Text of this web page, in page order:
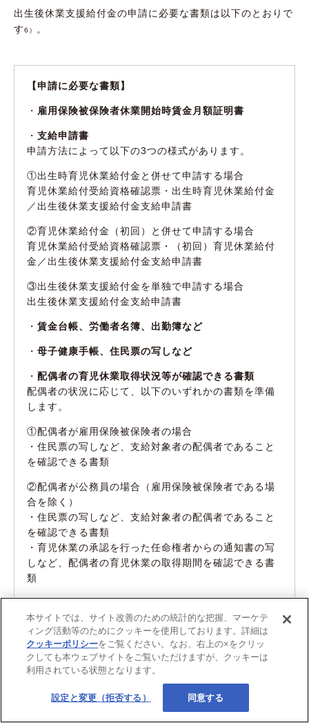
出生後休業支援給付金の申請に必要な書類は以下のとおりで
す6） 。
【申請に必要な書類】
・ 雇用保険被保険者休業開始時賃金月額証明書
・支給申請書
申請方法によって以下の3つの様式があります。
①出生時育児休業給付金と併せて申請する場合
育児休業給付受給資格確認票・出生時育児休業給付金
／出生後休業支援給付金支給申請書
②育児休業給付金（初回）と併せて申請する場合
育児休業給付受給資格確認票・（初回）育児休業給付
金／出生後休業支援給付金支給申請書
③出生後休業支援給付金を単独で申請する場合
出生後休業支援給付金支給申請書
・賃金台帳、労働者名簿、出勤簿など
・母子健康手帳、住民票の写しなど
・配偶者の育児休業取得状況等が確認できる書類
配偶者の状況に応じて、以下のいずれかの書類を準備
します。
①配偶者が雇用保険被保険者の場合
・住民票の写しなど、支給対象者の配偶者であること
を確認できる書類
②配偶者が公務員の場合（雇用保険被保険者である場
合を除く）
・住民票の写しなど、支給対象者の配偶者であること
を確認できる書類
・育児休業の承認を行った任命権者からの通知書の写
しなど、配偶者の育児休業の取得期間を確認できる書
類
に該当する場合
・配偶者の状態が確認できる書類（※）
※：厚生労働省のリーフレットに詳しく掲載されてい
ます。
本サイトでは、サイト改善のための統計的な把握、マーケテ
ィング活動等のためにクッキーを使用しております。詳細は
クッキーポリシーをご覧ください。なお、右上の×をクリッ
クしても本ウェブサイトをご覧いただけますが、クッキーは
利用されている状態となります。
設定と変更（拒否する） 同意する